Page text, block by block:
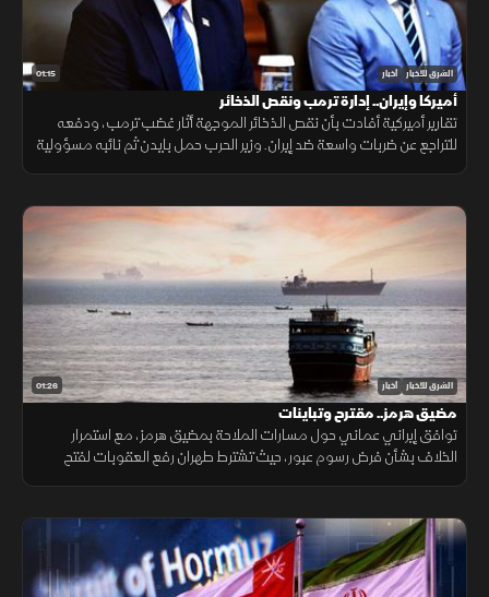
01:15 الشرق للأخبار أخبار
أميركا وإيران.. إدارة ترمب ونقص الذخائر
تقارير أميركية أفادت بأن نقص الذخائر الموجهة أثار غضب ترمب، ودفعه
للتراجع عن ضربات واسعة ضد إيران. وزير الحرب حمل بايدن ثم نائبه مسؤولية
01:26 الشرق للأخبار أخبار
مضيق هرمز.. مقترح وتباينات
توافق إيراني عماني حول مسارات الملاحة بمضيق هرمز، مع استمرار
الخلاف بشأن فرض رسوم عبور، حيث تشترط طهران رفع العقوبات لفتح